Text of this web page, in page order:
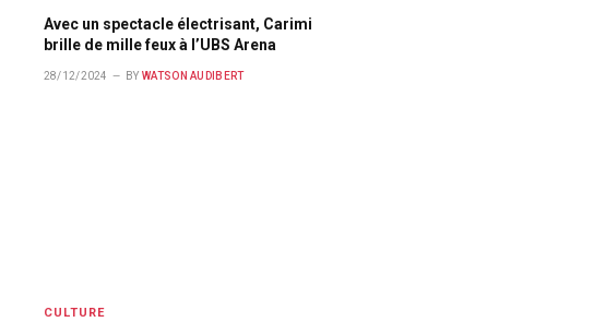
Avec un spectacle électrisant, Carimi
brille de mille feux à l’UBS Arena
28/12/2024 BY WATSON AUDIBERT
CULTURE